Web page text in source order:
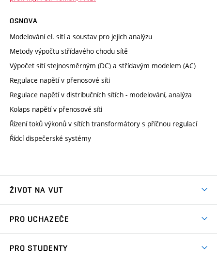
OSNOVA
Modelování el. sítí a soustav pro jejich analýzu
Metody výpočtu střídavého chodu sítě
Výpočet sítí stejnosměrným (DC) a střídavým modelem (AC)
Regulace napětí v přenosové síti
Regulace napětí v distribučních sítích - modelování, analýza
Kolaps napětí v přenosové síti
Řízení toků výkonů v sítích transformátory s příčnou regulací
Řídcí dispečerské systémy
ŽIVOT NA VUT
Koleje
PRO UCHAZEČE
PRO STUDENTY